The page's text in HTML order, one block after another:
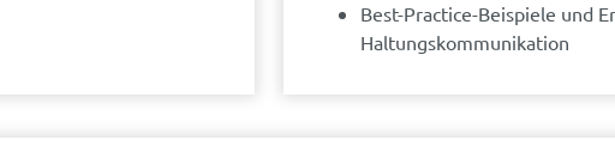
Best-Practice-Beispiele und
Haltungskommunikation